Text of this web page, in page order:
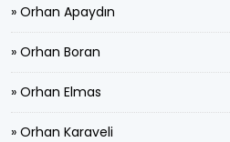
» Orhan Apaydın
» Orhan Boran
» Orhan Elmas
» Orhan Karaveli